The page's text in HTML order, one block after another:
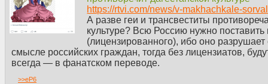
https://rtvi.com/news/v-makhachkale-
А разве геи и трансвеститы
культуре? Всю Россию нужно
(лицензированного), ибо оно
смысле российских граждан, тогда без лицензиатов,
всегда — в фанатском переводе.
>>eP6